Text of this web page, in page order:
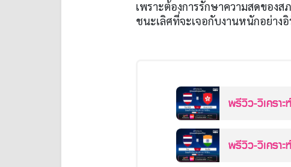
เพราะต้องการรักษาความสดของ
ชนะเลิศที่จะเจอกับงานหนักอย่างอิ
พรีวิว-วิเครา
พรีวิว-วิเครา